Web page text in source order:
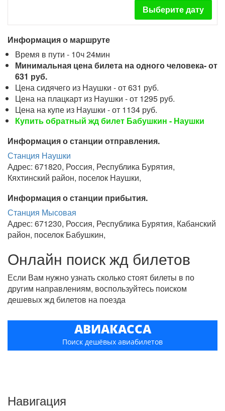
Выберите дату
Информация о маршруте
Время в пути - 10ч 24мин
Минимальная цена билета на одного человека- от
631 руб.
Цена сидячего из Наушки - от 631 руб.
Цена на плацкарт из Наушки - от 1295 руб.
Цена на купе из Наушки - от 1134 руб.
Купить обратный жд билет Бабушкин - Наушки
Информация о станции отправления.
Станция Наушки
Адрес: 671820, Россия, Республика Бурятия,
Кяхтинский район, поселок Наушки,
Информация о станции прибытия.
Станция Мысовая
Адрес: 671230, Россия, Республика Бурятия, Кабанский
район, поселок Бабушкин,
Онлайн поиск жд билетов
Если Вам нужно узнать сколько стоят билеты в по
другим направлениям, воспользуйтесь поиском
дешевых жд билетов на поезда
АВИАКАССА
Поиск дешёвых авиабилетов
Навигация